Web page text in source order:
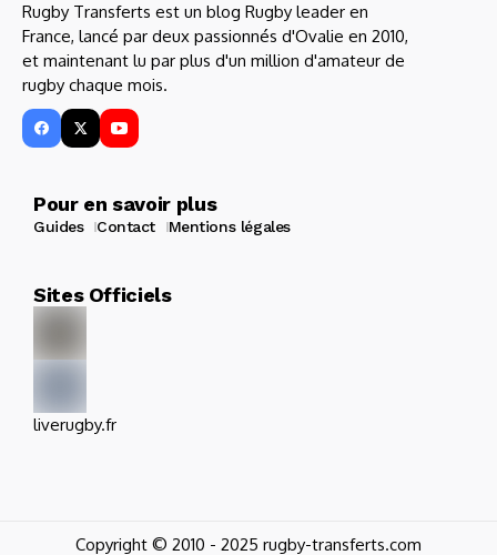
Rugby Transferts est un blog Rugby leader en
France, lancé par deux passionnés d'Ovalie en 2010,
et maintenant lu par plus d'un million d'amateur de
rugby chaque mois.
Pour en savoir plus
Guides Contact Mentions légales
Sites Officiels
liverugby.fr
Copyright © 2010 - 2025 rugby-transferts.com